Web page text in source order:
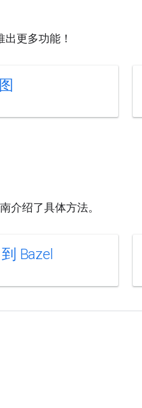
更多功能！
介绍了具体方法。
Bazel